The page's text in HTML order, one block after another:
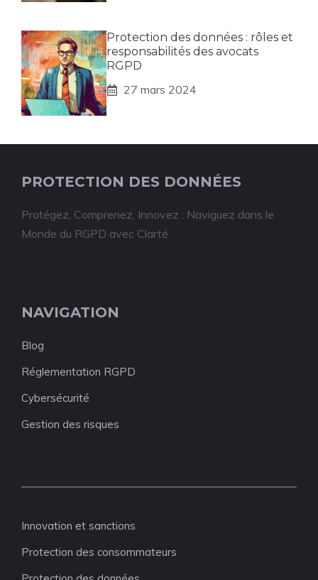
Protection des données : rôles et
responsabilités des avocats
RGPD
27 mars 2024
PROTECTION DES DONNÉES
Protégez, Comprenez, Innovez : Naviguez dans le
Monde du RGPD avec Clarté
NAVIGATION
Blog
Réglementation RGPD
Cybersécurité
Gestion des risques
Innovation et sanctions
Protection des consommateurs